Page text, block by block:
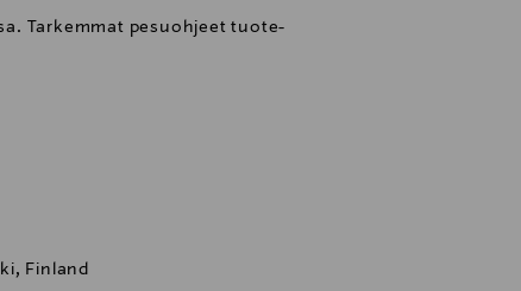
Tarkemmat pesuohjeet tuote-
Finland